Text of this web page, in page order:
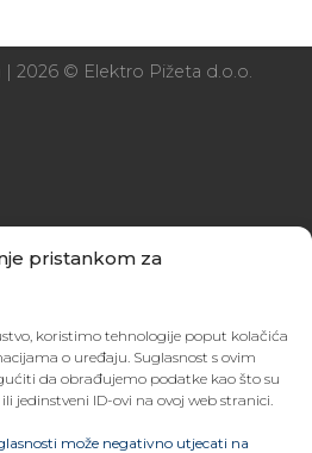
pristankom za
koristimo tehnologije poput kolačića
o uređaju. Suglasnost s ovim
da obrađujemo podatke kao što su
jedinstveni ID-ovi na ovoj web stranici.
može negativno utjecati na
| 2026 © Elektro Pižeta d.o.o.